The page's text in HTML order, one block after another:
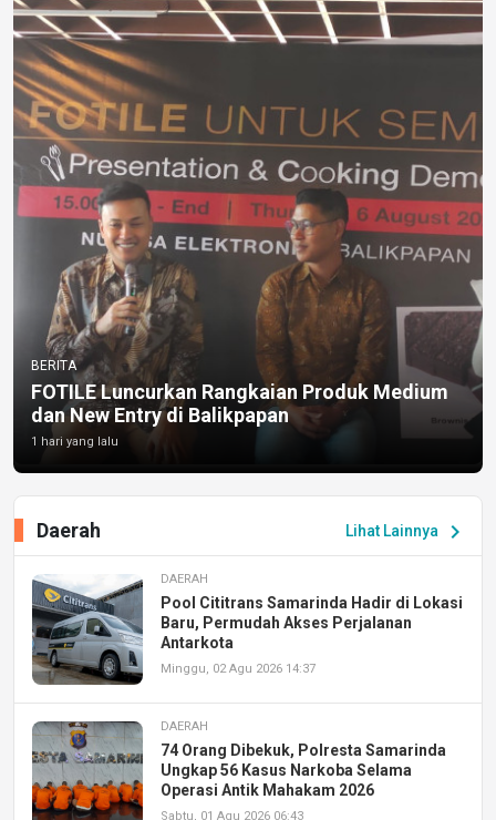
BERITA
FOTILE Luncurkan Rangkaian Produk Medium
dan New Entry di Balikpapan
1 hari yang lalu
Lihat Lainnya chevron_right
Daerah
DAERAH
Pool Cititrans Samarinda Hadir di Lokasi
Baru, Permudah Akses Perjalanan
Antarkota
Minggu, 02 Agu 2026 14:37
DAERAH
74 Orang Dibekuk, Polresta Samarinda
Ungkap 56 Kasus Narkoba Selama
Operasi Antik Mahakam 2026
Sabtu, 01 Agu 2026 06:43